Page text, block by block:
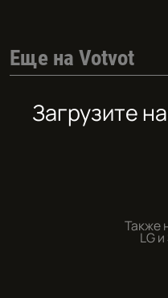
Еще на Votvot
Загрузите
Также
LG